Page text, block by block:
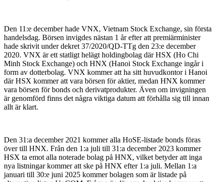
Den 11:e december hade VNX, Vietnam Stock Exchange, sin första
handelsdag. Börsen invigdes nästan 1 år efter att premiärminister
hade skrivit under dekret 37/2020/QD-TTg den 23:e december
2020. VNX är ett statligt helägt holdingbolag där HSX (Ho Chi
Minh Stock Exchange) och HNX (Hanoi Stock Exchange ingår i
form av dotterbolag. VNX kommer att ha sitt huvudkontor i Hanoi
där HSX kommer att vara börsen för aktier, medan HNX kommer
vara börsen för bonds och derivatprodukter. Även om invigningen
är genomförd finns det några viktiga datum att förhålla sig till innan
allt är klart.
Den 31:a december 2021 kommer alla HoSE-listade bonds föras
över till HNX. Från den 1:a juli till 31:a december 2023 kommer
HSX ta emot alla noterade bolag på HNX, vilket betyder att inga
nya listningar kommer att ske på HNX efter 1:a juli. Mellan 1:a
januari till 30:e juni 2025 kommer bolagen som är listade på